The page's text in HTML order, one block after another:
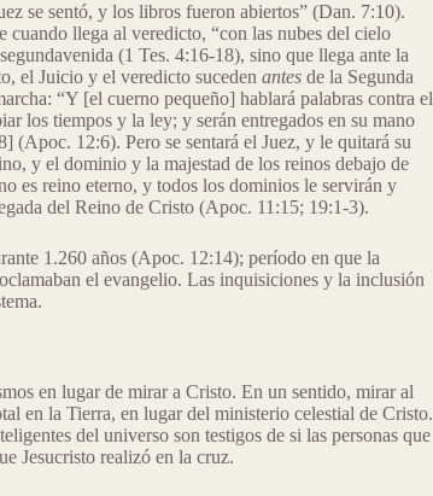
se sentó, y los libros fueron abiertos” (Dan. 7:10).
cuando llega al veredicto, “con las nubes del cielo
(1 Tes. 4:16-18), sino que llega ante la
el Juicio y el veredicto suceden antes de la Segunda
“Y [el cuerno pequeño] hablará palabras contra el
los tiempos y la ley; y serán entregados en su mano
(Apoc. 12:6). Pero se sentará el Juez, y le quitará su
y el dominio y la majestad de los reinos debajo de
es reino eterno, y todos los dominios le servirán y
del Reino de Cristo (Apoc. 11:15; 19:1-3).
1.260 años (Apoc. 12:14); período en que la
el evangelio. Las inquisiciones y la inclusión
en lugar de mirar a Cristo. En un sentido, mirar al
en la Tierra, en lugar del ministerio celestial de Cristo.
del universo son testigos de si las personas que
Jesucristo realizó en la cruz.